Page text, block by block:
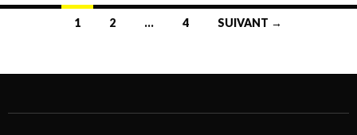
1 2 … 4 SUIVANT →